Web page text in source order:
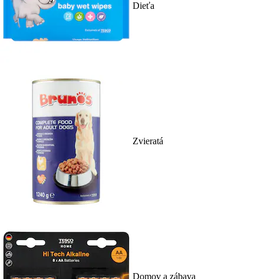
Dieťa
Zvieratá
Domov a zábava